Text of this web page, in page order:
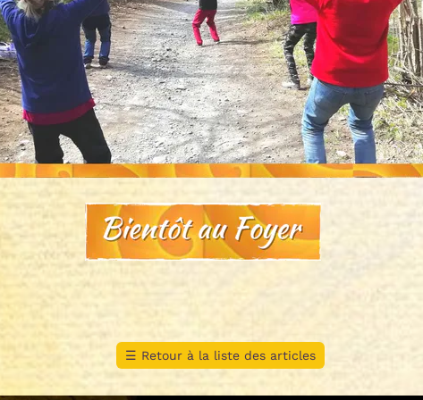
☰ Retour à la liste des articles